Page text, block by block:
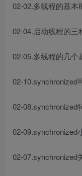
02-02.多线程的基本
02-04.启动线程的三
02-05.多线程的几个
02-10.synchronized
02-08.synchronized
02-09.synchronized
02-07.synchronized